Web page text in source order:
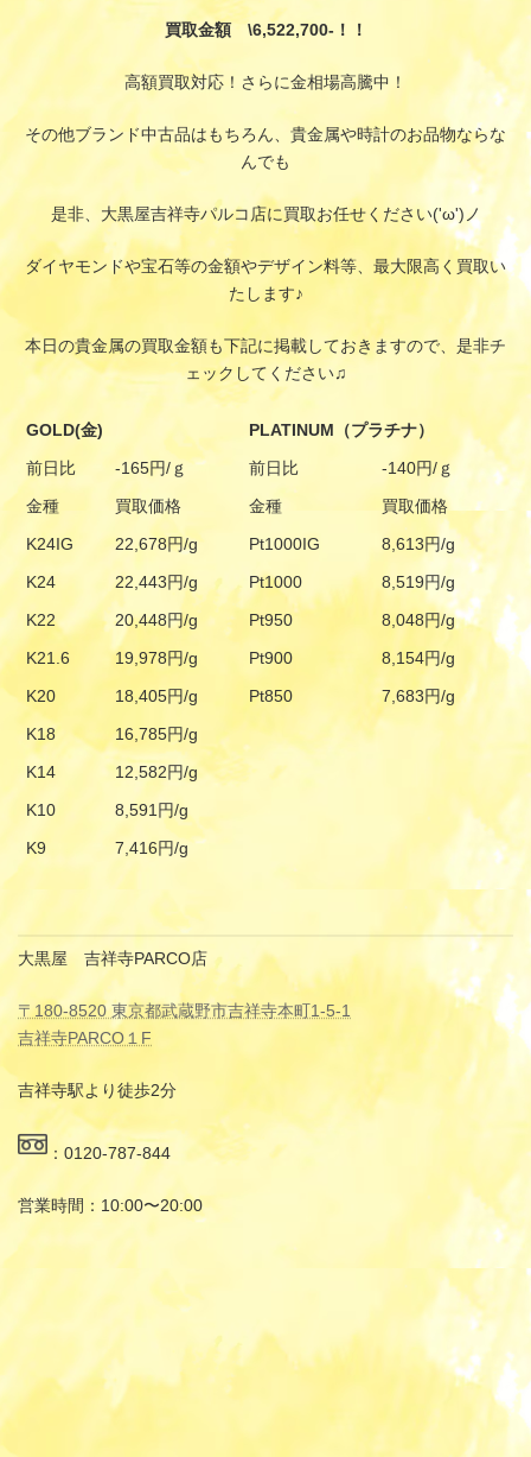
買取金額 \6,522,700-！！
高額買取対応！さらに金相場高騰中！
その他ブランド中古品はもちろん、貴金属や時計のお品物ならな
んでも
是非、大黒屋吉祥寺パルコ店に買取お任せください('ω')ノ
ダイヤモンドや宝石等の金額やデザイン料等、最大限高く買取い
たします♪
本日の貴金属の買取金額も下記に掲載しておきますので、是非チ
ェックしてください♫
GOLD(金)
PLATINUM（プラチナ）
前日比
-165円/ｇ 前日比
-140円/ｇ
金種
買取価格 金種
買取価格
K24IG
22,678円/g Pt1000IG
8,613円/g
K24
22,443円/g Pt1000
8,519円/g
K22
20,448円/g Pt950
8,048円/g
K21.6
19,978円/g Pt900
8,154円/g
K20
18,405円/g Pt850
7,683円/g
K18
16,785円/g
K14
12,582円/g
K10
8,591円/g
K9
7,416円/g
大黒屋 吉祥寺PARCO店
〒180-8520 東京都武蔵野市吉祥寺本町1-5-1
吉祥寺PARCO１F
吉祥寺駅より徒歩2分
：0120-787-844
営業時間：10:00〜20:00